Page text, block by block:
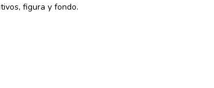
figura y fondo.